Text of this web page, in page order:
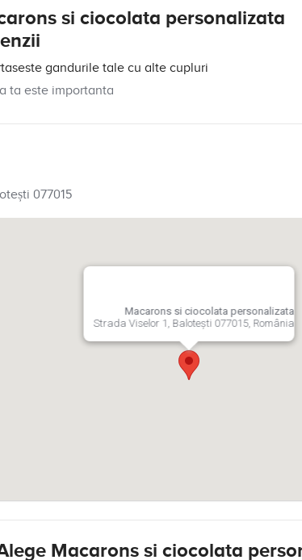
si ciocolata personalizata
gandurile tale cu alte cupluri
ta este importanta
077015
Macarons si ciocolata personalizata
Strada Viselor 1, Balotești 077015, România
Macarons si ciocolata